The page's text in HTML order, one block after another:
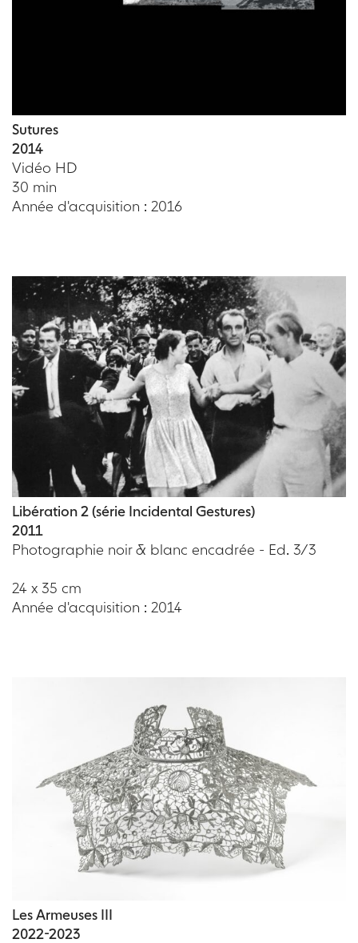
Sutures
2014
Vidéo HD
30 min
Année d'acquisition : 2016
Libération 2 (série Incidental Gestures)
2011
Photographie noir & blanc encadrée - Ed. 3/3
24 x 35 cm
Année d'acquisition : 2014
Les Armeuses III
2022-2023